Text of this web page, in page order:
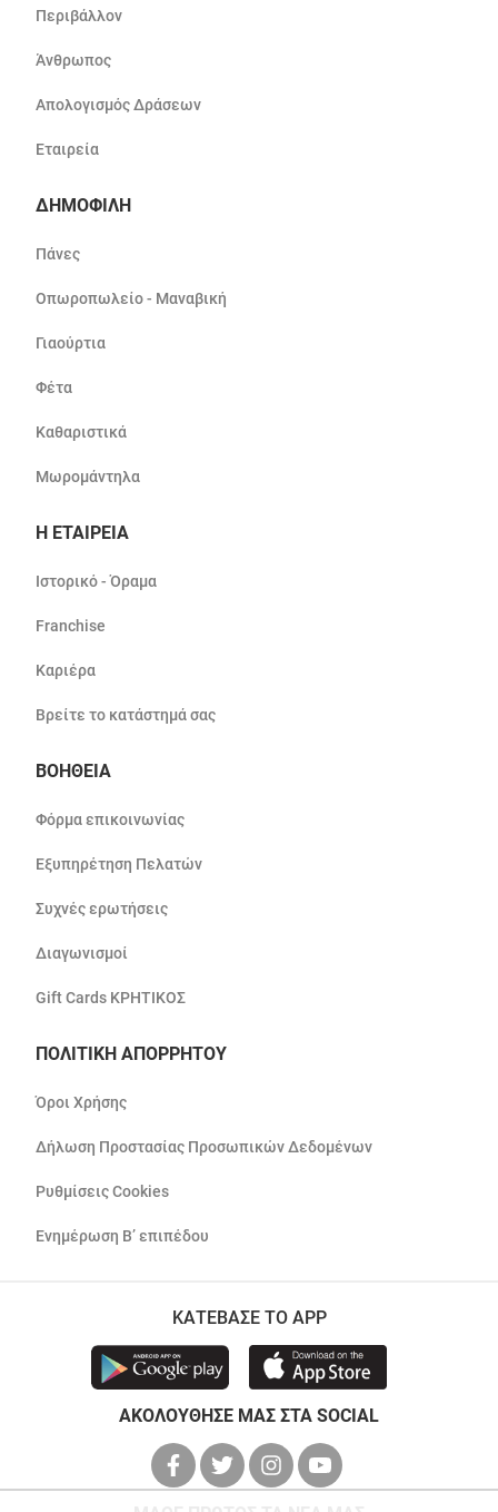
Περιβάλλον
Άνθρωπος
Απολογισμός Δράσεων
Εταιρεία
ΔΗΜΟΦΙΛΗ
Πάνες
Οπωροπωλείο - Μαναβική
Γιαούρτια
Φέτα
Καθαριστικά
Μωρομάντηλα
Η ΕΤΑΙΡΕΙΑ
Ιστορικό - Όραμα
Franchise
Καριέρα
Βρείτε το κατάστημά σας
ΒΟΗΘΕΙΑ
Φόρμα επικοινωνίας
Εξυπηρέτηση Πελατών
Συχνές ερωτήσεις
Διαγωνισμοί
Gift Cards ΚΡΗΤΙΚΟΣ
ΠΟΛΙΤΙΚΗ ΑΠΟΡΡΗΤΟΥ
Όροι Χρήσης
Δήλωση Προστασίας Προσωπικών Δεδομένων
Ρυθμίσεις Cookies
Ενημέρωση Β’ επιπέδου
ΚΑΤΕΒΑΣΕ ΤΟ APP
ΑΚΟΛΟΥΘΗΣΕ ΜΑΣ ΣΤΑ SOCIAL